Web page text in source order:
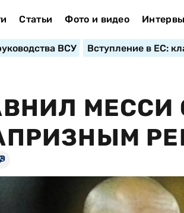
Статьи Фото и видео
ВСУ Вступление в ЕС:
МЕССИ